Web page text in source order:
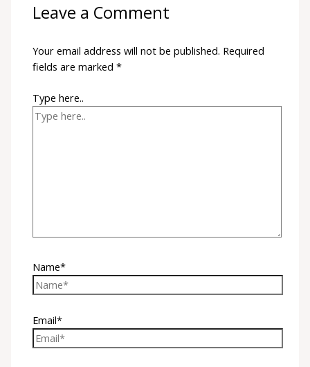
Leave a Comment
Your email address will not be published. Required
fields are marked*
Type here..
Name*
Email*